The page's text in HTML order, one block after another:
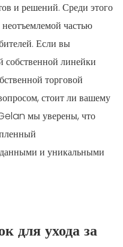
и решений. Среди этого
частью
Если вы
собственной линейки
торговой
стоит ли вашему
мы уверены, что
и уникальными
для ухода за